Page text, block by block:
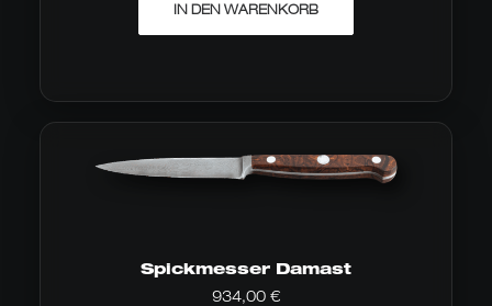
IN DEN WARENKORB
Spickmesser Damast
934,00 €